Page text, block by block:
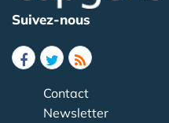
Suivez-nous
Contact
Newsletter